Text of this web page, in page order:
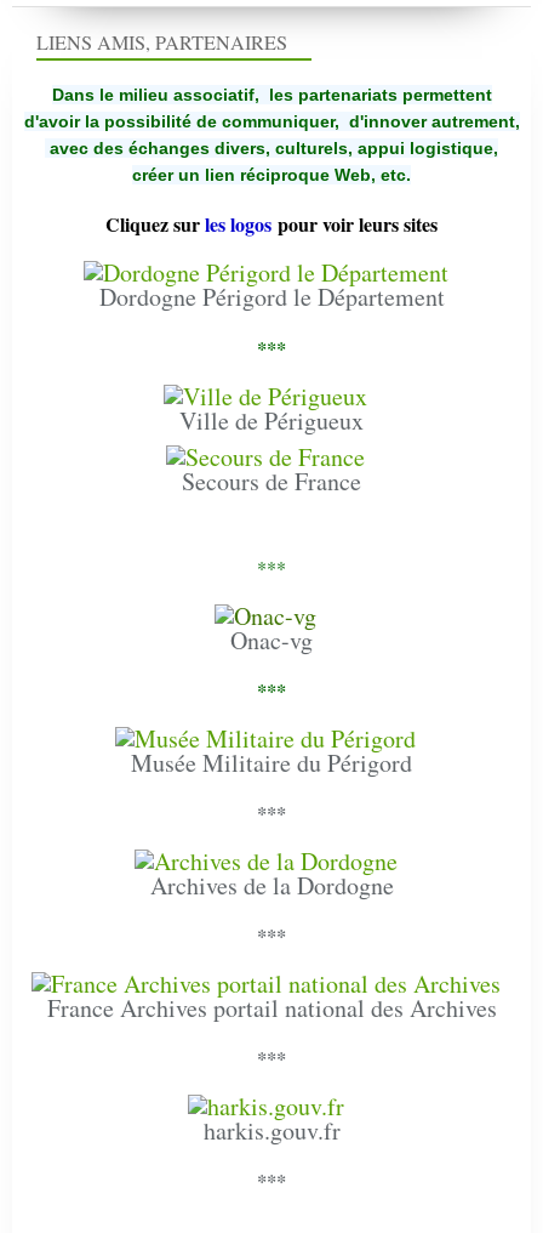
LIENS AMIS, PARTENAIRES
Dans le milieu associatif, les partenariats permettent
d'avoir la possibilité de communiquer, d'innover autrement,
avec des échanges divers, culturels, appui logistique,
créer un lien réciproque Web, etc.
Cliquez surles logos pour voir leurs sites
Dordogne Périgord le Département
***
Ville de Périgueux
Secours de France
***
Onac-vg
***
Musée Militaire du Périgord
***
Archives de la Dordogne
***
France Archives portail national des Archives
***
harkis.gouv.fr
***